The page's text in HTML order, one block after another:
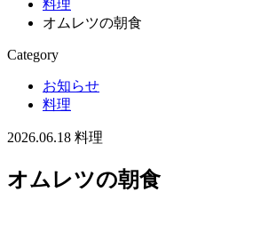
料理
オムレツの朝食
Category
お知らせ
料理
2026.06.18 料理
オムレツの朝食